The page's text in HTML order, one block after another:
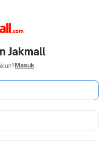
Jakmall
Masuk